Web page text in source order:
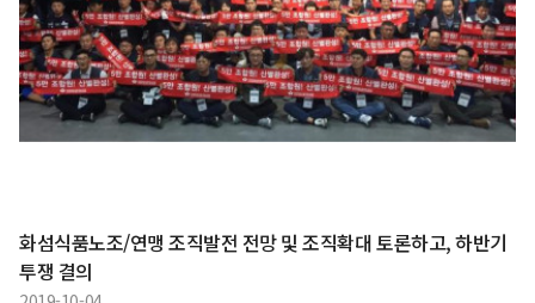
화섬식품노조/연맹 조직발전 전망 및 조직확대 토론하고, 하반기
투쟁 결의